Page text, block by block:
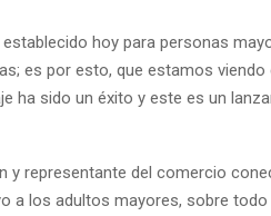
hoy para personas
es por esto, que estamos viendo
ha sido un éxito y este es un
y representante del comercio
a los adultos mayores, sobre